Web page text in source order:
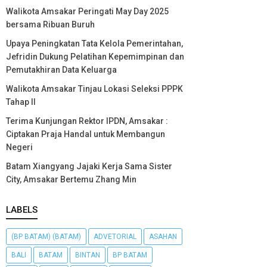
Walikota Amsakar Peringati May Day 2025
bersama Ribuan Buruh
Upaya Peningkatan Tata Kelola Pemerintahan,
Jefridin Dukung Pelatihan Kepemimpinan dan
Pemutakhiran Data Keluarga
Walikota Amsakar Tinjau Lokasi Seleksi PPPK
Tahap II
Terima Kunjungan Rektor IPDN, Amsakar :
Ciptakan Praja Handal untuk Membangun
Negeri
Batam Xiangyang Jajaki Kerja Sama Sister
City, Amsakar Bertemu Zhang Min
LABELS
(BP BATAM) (BATAM) ADVETORIAL ASAHAN
BALI BATAM BINTAN BP BATAM